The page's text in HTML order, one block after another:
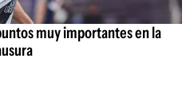
muy importantes en la